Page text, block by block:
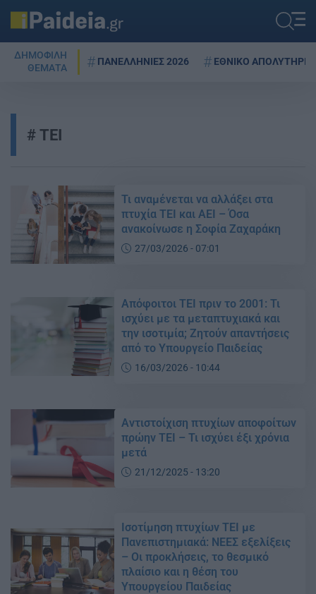
ΔΗΜΟΦΙΛΗ
ΘΕΜΑΤΑ
ΠΑΝΕΛΛΗΝΙΕΣ 2026 ΕΘΝΙΚΟ ΑΠΟΛΥΤΗΡΙΟ
ΤΕΙ
Τι αναμένεται να αλλάξει στα
πτυχία ΤΕΙ και ΑΕΙ – Όσα
ανακοίνωσε η Σοφία Ζαχαράκη
27/03/2026 - 07:01
Απόφοιτοι ΤΕΙ πριν το 2001: Τι
ισχύει με τα μεταπτυχιακά και
την ισοτιμία; Ζητούν απαντήσεις
από το Υπουργείο Παιδείας
16/03/2026 - 10:44
Αντιστοίχιση πτυχίων αποφοίτων
πρώην ΤΕΙ – Τι ισχύει έξι χρόνια
μετά
21/12/2025 - 13:20
Ισοτίμηση πτυχίων ΤΕΙ με
Πανεπιστημιακά: ΝΕΕΣ εξελίξεις
– Οι προκλήσεις, το θεσμικό
πλαίσιο και η θέση του
Υπουργείου Παιδείας